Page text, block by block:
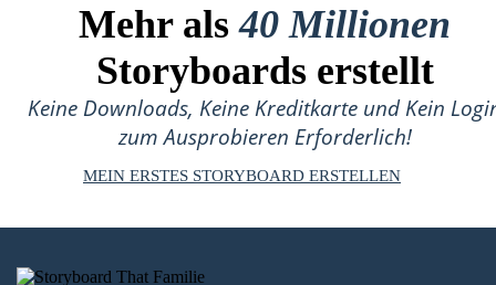
Mehr als40 Millionen
Storyboards erstellt
Keine Downloads, Keine Kreditkarte und Kein
zum Ausprobieren Erforderlich!
MEIN ERSTES STORYBOARD ERSTELLEN